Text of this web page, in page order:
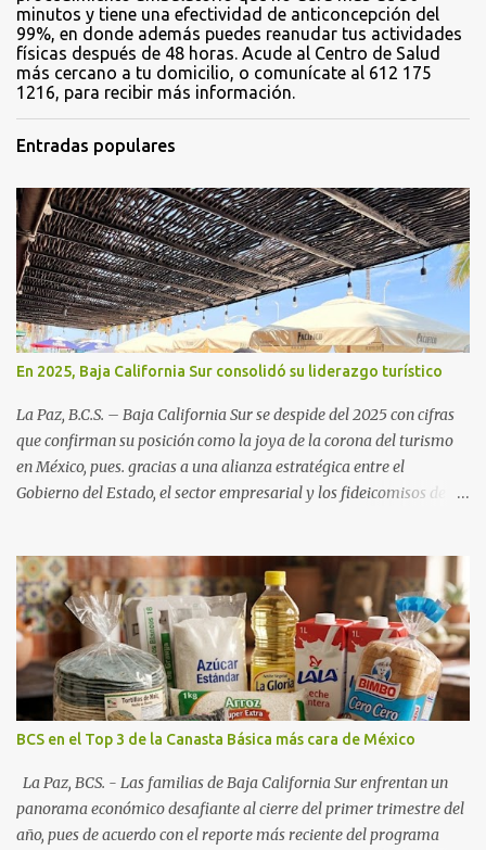
minutos y tiene una efectividad de anticoncepción del
99%, en donde además puedes reanudar tus actividades
físicas después de 48 horas. Acude al Centro de Salud
más cercano a tu domicilio, o comunícate al 612 175
1216, para recibir más información.
Entradas populares
En 2025, Baja California Sur consolidó su liderazgo turístico
La Paz, B.C.S. – Baja California Sur se despide del 2025 con cifras
que confirman su posición como la joya de la corona del turismo
en México, pues. gracias a una alianza estratégica entre el
Gobierno del Estado, el sector empresarial y los fideicomisos de
una derrama económica sin precedentes. Las proyecciones para
este periodo vacacional son optimistas, con un promedio estatal
que supera el 70% . Sin embargo, la sorpresa del año la ha dado el
norte del estado. Comondú encabeza las expectativas con un
impresionante 89% de ocupación, impulsado por el interés
creciente en el turismo de naturaleza. Le siguen destinos
consolidados y emergentes: Los Cabos: 72% promedio (esperando
picos del 79% en Año Nuevo). La Paz: 66%. Loreto: 58%. Mulegé:
54%. "Estamos viendo un fenómeno de diversificación. Ya no solo
vienen por el lujo de Los Cabos, sino por la aut...
BCS en el Top 3 de la Canasta Básica más cara de México
La Paz, BCS. - Las familias de Baja California Sur enfrentan un
panorama económico desafiante al cierre del primer trimestre del
año, pues de acuerdo con el reporte más reciente del programa